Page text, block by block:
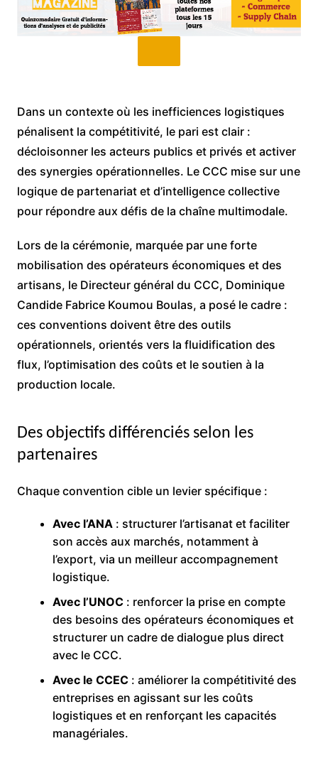
Dans un contexte où les inefficiences logistiques
pénalisent la compétitivité, le pari est clair :
décloisonner les acteurs publics et privés et activer
des synergies opérationnelles. Le CCC mise sur une
logique de partenariat et d’intelligence collective
pour répondre aux défis de la chaîne multimodale.
Lors de la cérémonie, marquée par une forte
mobilisation des opérateurs économiques et des
artisans, le Directeur général du CCC, Dominique
Candide Fabrice Koumou Boulas, a posé le cadre :
ces conventions doivent être des outils
opérationnels, orientés vers la fluidification des
flux, l’optimisation des coûts et le soutien à la
production locale.
Des objectifs différenciés selon les
partenaires
Chaque convention cible un levier spécifique :
Avec l’ANA : structurer l’artisanat et faciliter
son accès aux marchés, notamment à
l’export, via un meilleur accompagnement
logistique.
Avec l’UNOC: renforcer la prise en compte
des besoins des opérateurs économiques et
structurer un cadre de dialogue plus direct
avec le CCC.
Avec le CCEC: améliorer la compétitivité des
entreprises en agissant sur les coûts
logistiques et en renforçant les capacités
managériales.